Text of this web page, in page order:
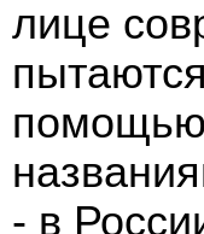
лице
помощью
- в